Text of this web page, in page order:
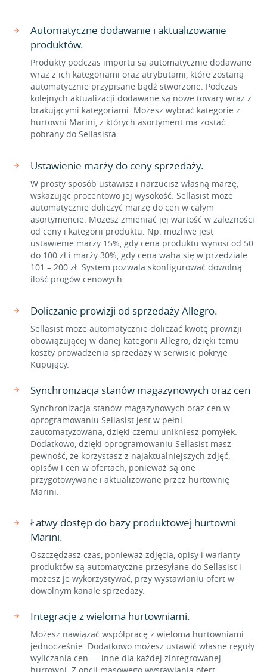
Automatyczne dodawanie i aktualizowanie
produktów.
Produkty podczas importu są automatycznie dodawane
wraz z ich kategoriami oraz atrybutami, które zostaną
automatycznie przypisane bądź stworzone. Podczas
kolejnych aktualizacji dodawane są nowe towary wraz z
brakującymi kategoriami. Możesz wybrać kategorie z
hurtowni Marini, z których asortyment ma zostać
pobrany do Sellasista.
Ustawienie marży do ceny sprzedaży.
W prosty sposób ustawisz i narzucisz własną marżę,
wskazując procentowo jej wysokość. Sellasist może
automatycznie doliczyć marżę do cen w całym
asortymencie. Możesz zmieniać jej wartość w zależności
od ceny i kategorii produktu. Np. możliwe jest
ustawienie marży 15%, gdy cena produktu wynosi od 50
do 100 zł i marży 30%, gdy cena waha się w przedziale
101 – 200 zł. System pozwala skonfigurować dowolną
ilość progów cenowych.
Doliczanie prowizji od sprzedaży Allegro.
Sellasist może automatycznie doliczać kwotę prowizji
obowiązującej w danej kategorii Allegro, dzięki temu
koszty prowadzenia sprzedaży w serwisie pokryje
Kupujący.
Synchronizacja stanów magazynowych oraz cen
Synchronizacja stanów magazynowych oraz cen w
oprogramowaniu Sellasist jest w pełni
zautomatyzowana, dzięki czemu unikniesz pomyłek.
Dodatkowo, dzięki oprogramowaniu Sellasist masz
pewność, że korzystasz z najaktualniejszych zdjęć,
opisów i cen w ofertach, ponieważ są one
przygotowywane i aktualizowane przez hurtownię
Marini.
Łatwy dostęp do bazy produktowej hurtowni
Marini.
Oszczędzasz czas, ponieważ zdjęcia, opisy i warianty
produktów są automatyczne przesyłane do Sellasist i
możesz je wykorzystywać, przy wystawianiu ofert w
dowolnym kanale sprzedaży.
Integracje z wieloma hurtowniami.
Możesz nawiązać współpracę z wieloma hurtowniami
jednocześnie. Dodatkowo możesz ustawić własne reguły
wyliczania cen — inne dla każdej zintegrowanej